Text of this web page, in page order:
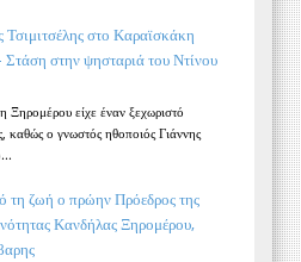
Τσιμιτσέλης στο Καραϊσκάκη
στην ψησταριά του Ντίνου
είχε έναν ξεχωριστό
καθώς ο γνωστός ηθοποιός Γιάννης
τη ζωή ο πρώην Πρόεδρος της
Κανδήλας Ξηρομέρου,